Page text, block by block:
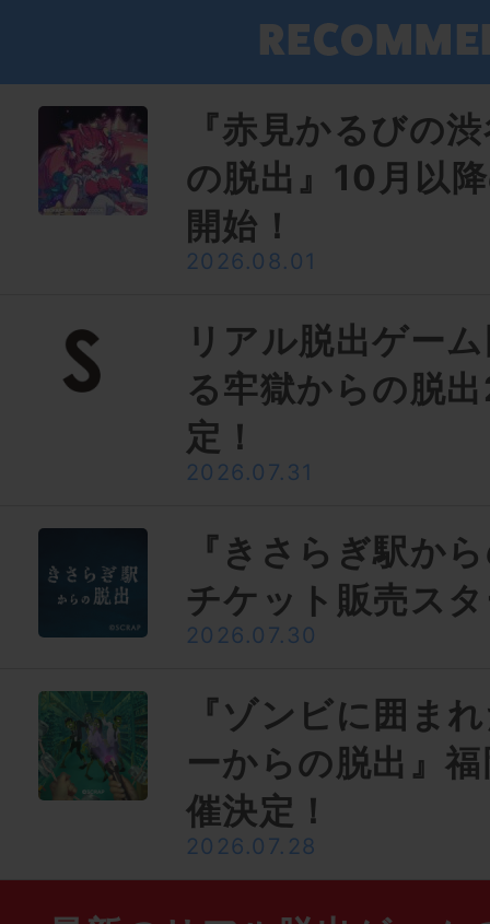
『赤見かるびの
の脱出』10月以
開始！
2026.08.01
リアル脱出ゲー
る牢獄からの脱
定！
2026.07.31
『きさらぎ駅か
チケット販売ス
2026.07.30
『ゾンビに囲ま
ーからの脱出』
催決定！
2026.07.28